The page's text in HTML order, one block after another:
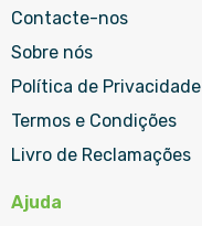
Contacte-nos
Sobre nós
Política de Privacidade
Termos e Condições
Livro de Reclamações
Ajuda